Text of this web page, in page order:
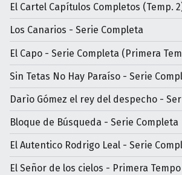
El Cartel Capítulos Completos (Temp.
Los Canarios - Serie Completa
El Capo - Serie Completa (Primera
Sin Tetas No Hay Paraíso - Serie
Darìo Gómez el rey del despecho -
Bloque de Búsqueda - Serie Completa
El Autentico Rodrigo Leal - Serie
El Señor de los cielos - Primera